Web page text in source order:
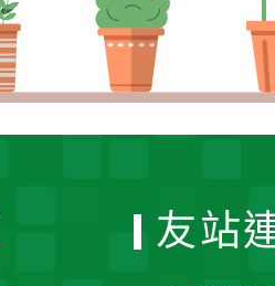
友站